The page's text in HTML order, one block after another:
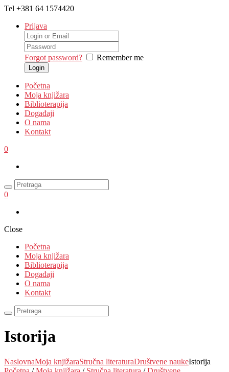
Tel +381 64 1574420
Prijava
Forgot password? Remember me
Početna
Moja knjižara
Biblioterapija
Događaji
O nama
Kontakt
0
0
Close
Početna
Moja knjižara
Biblioterapija
Događaji
O nama
Kontakt
Istorija
NaslovnaMoja knjižaraStručna literaturaDruštvene naukeIstorija